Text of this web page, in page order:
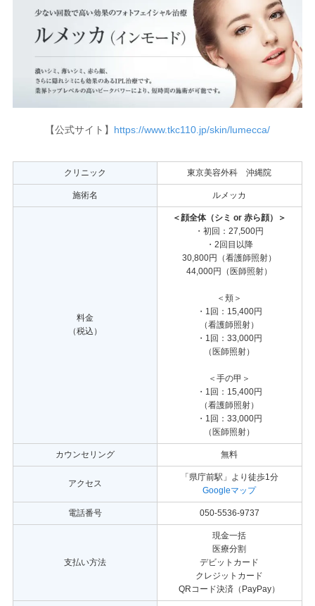
【公式サイト】 https://www.tkc110.jp/skin/lumecca/
クリニック 東京美容外科 沖縄院
施術名 ルメッカ
料金
（税込）
＜顔全体（シミ or 赤ら顔）＞
・初回：27,500円
・2回目以降
30,800円（看護師照射）
44,000円（医師照射）
＜頬＞
・1回：15,400円
（看護師照射）
・1回：33,000円
（医師照射）
＜手の甲＞
・1回：15,400円
（看護師照射）
・1回：33,000円
（医師照射）
カウンセリング 無料
アクセス
「県庁前駅」より徒歩1分
Googleマップ
電話番号 050-5536-9737
支払い方法
現金一括
医療分割
デビットカード
クレジットカード
QRコード決済（PayPay）